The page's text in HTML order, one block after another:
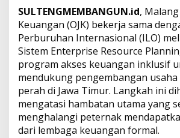
B
u
k
a
A
k
s
e
s
P
e
m
SULTENGMEMBANGUN.id,
Keuangan (OJK) bekerja sama
Perburuhan Internasional (ILO)
Sistem Enterprise Resource
program akses keuangan inklusif
mendukung pengembangan
perah di Jawa Timur. Langkah ini
mengatasi hambatan utama yang
menghalangi peternak
dari lembaga keuangan formal.